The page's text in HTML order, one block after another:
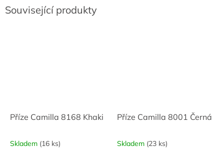
Související produkty
Příze Camilla 8168 Khaki
Skladem (16 ks)
Příze Camilla 8001 Černá
Skladem (23 ks)